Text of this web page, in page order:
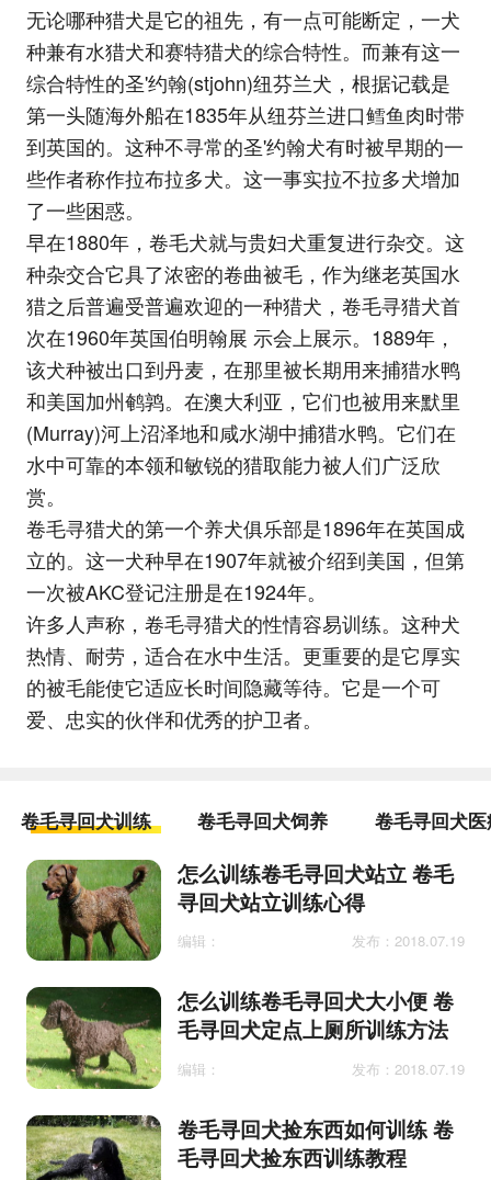
无论哪种猎犬是它的祖先，有一点可能断定，一犬
种兼有水猎犬和赛特猎犬的综合特性。而兼有这一
综合特性的圣'约翰(stjohn)纽芬兰犬，根据记载是
第一头随海外船在1835年从纽芬兰进口鳕鱼肉时带
到英国的。这种不寻常的圣'约翰犬有时被早期的一
些作者称作拉布拉多犬。这一事实拉不拉多犬增加
了一些困惑。
早在1880年，卷毛犬就与贵妇犬重复进行杂交。这
种杂交合它具了浓密的卷曲被毛，作为继老英国水
猎之后普遍受普遍欢迎的一种猎犬，卷毛寻猎犬首
次在1960年英国伯明翰展 示会上展示。1889年，
该犬种被出口到丹麦，在那里被长期用来捕猎水鸭
和美国加州鹌鹑。在澳大利亚，它们也被用来默里
(Murray)河上沼泽地和咸水湖中捕猎水鸭。它们在
水中可靠的本领和敏锐的猎取能力被人们广泛欣
赏。
卷毛寻猎犬的第一个养犬俱乐部是1896年在英国成
立的。这一犬种早在1907年就被介绍到美国，但第
一次被AKC登记注册是在1924年。
许多人声称，卷毛寻猎犬的性情容易训练。这种犬
热情、耐劳，适合在水中生活。更重要的是它厚实
的被毛能使它适应长时间隐藏等待。它是一个可
爱、忠实的伙伴和优秀的护卫者。
卷毛寻回犬训练 卷毛寻回犬饲养 卷毛寻回犬医
怎么训练卷毛寻回犬站立 卷毛
寻回犬站立训练心得
编辑： 发布：2018.07.19
怎么训练卷毛寻回犬大小便 卷
毛寻回犬定点上厕所训练方法
编辑： 发布：2018.07.19
卷毛寻回犬捡东西如何训练 卷
毛寻回犬捡东西训练教程